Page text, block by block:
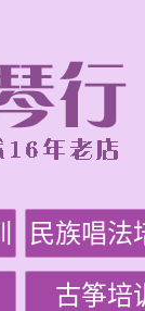
民族唱法
古筝培